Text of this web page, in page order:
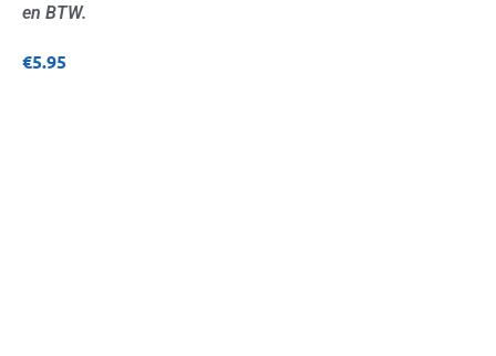
en BTW.
€5.95